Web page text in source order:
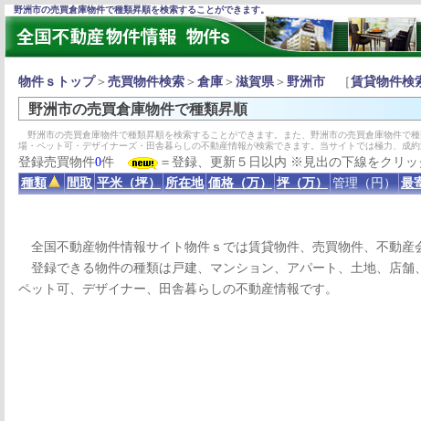
野洲市の売買倉庫物件で種類昇順を検索することができます。
物件ｓトップ＞ 売買物件検索 ＞ 倉庫 ＞ 滋賀県＞ 野洲市 ［賃貸物件検
野洲市の売買倉庫物件で種類昇順
野洲市の売買倉庫物件で種類昇順を検索することができます。また、野洲市の売買倉庫物件で
場・ペット可・デザイナーズ・田舎暮らしの不動産情報が検索できます。当サイトでは極力、成
登録売買物件0件
＝登録、更新５日以内 ※見出の下線をクリッ
種類
間取 平米（坪） 所在地 価格（万） 坪（万） 管理（円） 最
全国不動産物件情報サイト物件ｓでは賃貸物件、売買物件、不動産
登録できる物件の種類は戸建、マンション、アパート、土地、店舗
ペット可、デザイナー、田舎暮らしの不動産情報です。